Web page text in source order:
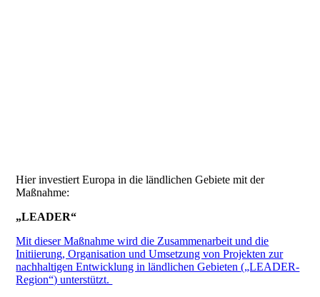
Hier investiert Europa in die ländlichen Gebiete mit der
Maßnahme:
„LEADER“
Mit dieser Maßnahme wird die Zusammenarbeit und die
Initiierung, Organisation und Umsetzung von Projekten zur
nachhaltigen Entwicklung in ländlichen Gebieten („LEADER-
Region“) unterstützt.